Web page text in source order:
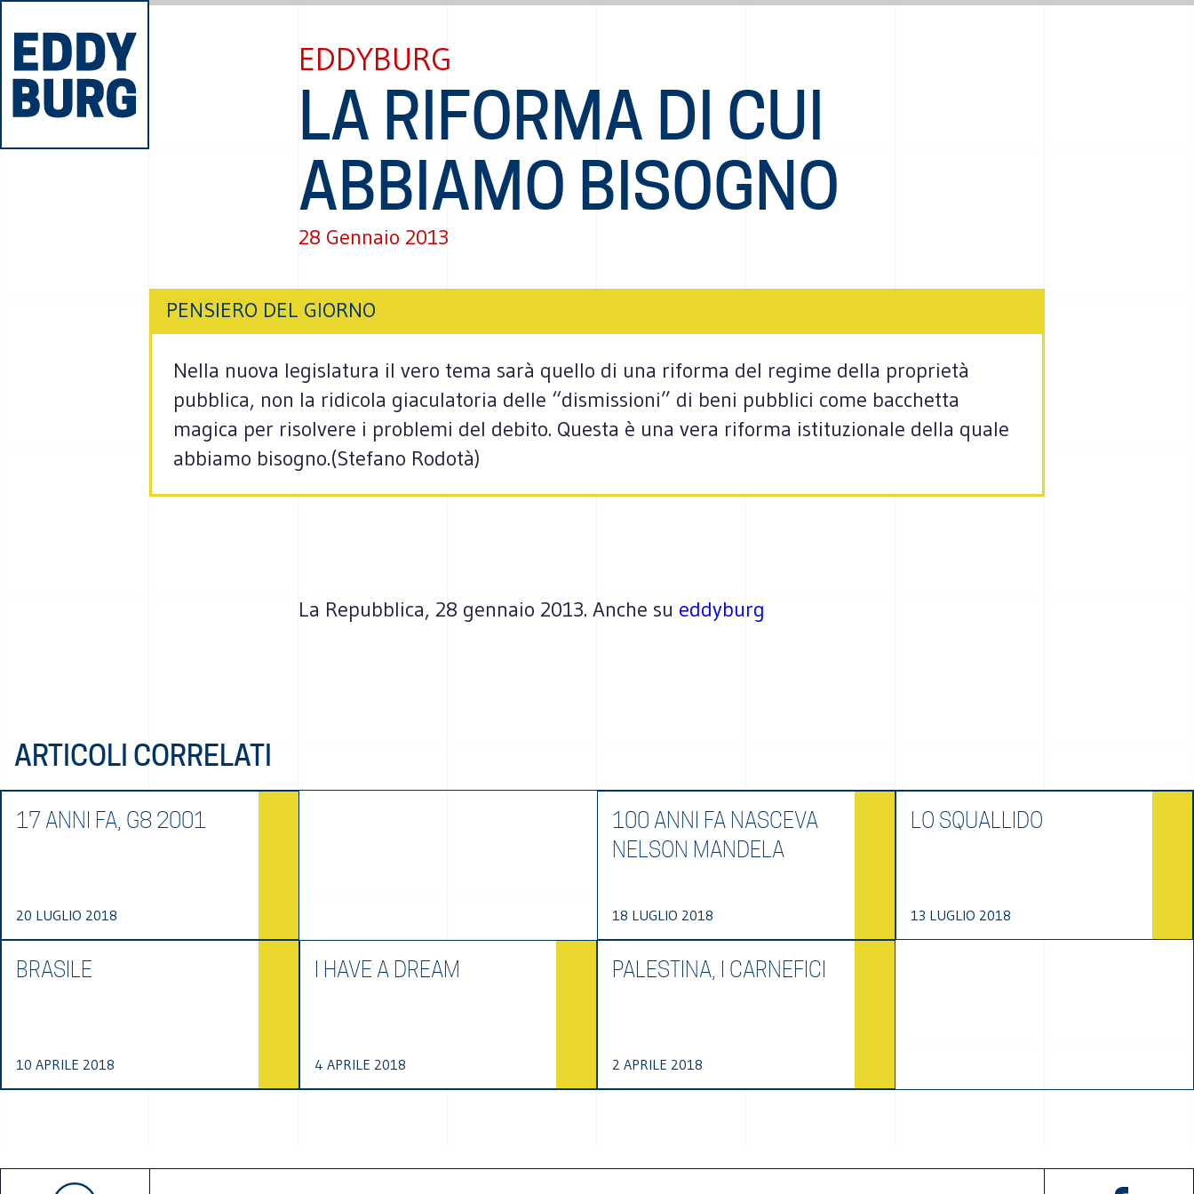
EDDYBURG
LA RIFORMA DI CUI
ABBIAMO BISOGNO
28 Gennaio 2013
PENSIERO DEL GIORNO
Nella nuova legislatura il vero tema sarà quello di una riforma del regime della proprietà
pubblica, non la ridicola giaculatoria delle “dismissioni” di beni pubblici come bacchetta
magica per risolvere i problemi del debito. Questa è una vera riforma istituzionale della quale
abbiamo bisogno.(Stefano Rodotà)
La Repubblica, 28 gennaio 2013. Anche su eddyburg
ARTICOLI CORRELATI
17 ANNI FA, G8 2001
20 LUGLIO 2018
100 ANNI FA NASCEVA
NELSON MANDELA
18 LUGLIO 2018
LO SQUALLIDO
13 LUGLIO 2018
BRASILE
10 APRILE 2018
I HAVE A DREAM
4 APRILE 2018
PALESTINA, I CARNEFICI
2 APRILE 2018